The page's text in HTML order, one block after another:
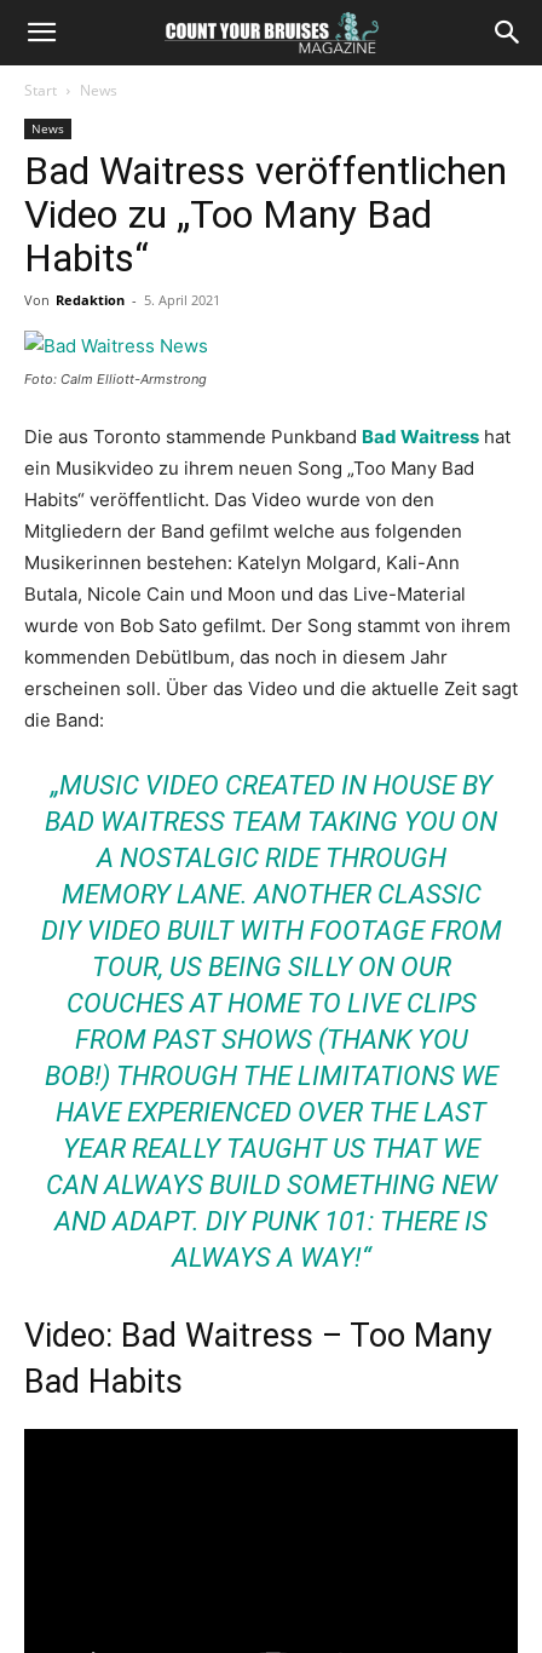
Start News
News
Bad Waitress veröffentlichen
Video zu „Too Many Bad
Habits“
Von Redaktion - 5. April 2021
Foto: Calm Elliott-Armstrong
Die aus Toronto stammende Punkband Bad Waitress hat
ein Musikvideo zu ihrem neuen Song „Too Many Bad
Habits“ veröffentlicht. Das Video wurde von den
Mitgliedern der Band gefilmt welche aus folgenden
Musikerinnen bestehen: Katelyn Molgard, Kali-Ann
Butala, Nicole Cain und Moon und das Live-Material
wurde von Bob Sato gefilmt. Der Song stammt von ihrem
kommenden Debütlbum, das noch in diesem Jahr
erscheinen soll. Über das Video und die aktuelle Zeit sagt
die Band:
„MUSIC VIDEO CREATED IN HOUSE BY
BAD WAITRESS TEAM TAKING YOU ON
A NOSTALGIC RIDE THROUGH
MEMORY LANE. ANOTHER CLASSIC
DIY VIDEO BUILT WITH FOOTAGE FROM
TOUR, US BEING SILLY ON OUR
COUCHES AT HOME TO LIVE CLIPS
FROM PAST SHOWS (THANK YOU
BOB!) THROUGH THE LIMITATIONS WE
HAVE EXPERIENCED OVER THE LAST
YEAR REALLY TAUGHT US THAT WE
CAN ALWAYS BUILD SOMETHING NEW
AND ADAPT. DIY PUNK 101: THERE IS
ALWAYS A WAY!“
Video: Bad Waitress – Too Many
Bad Habits